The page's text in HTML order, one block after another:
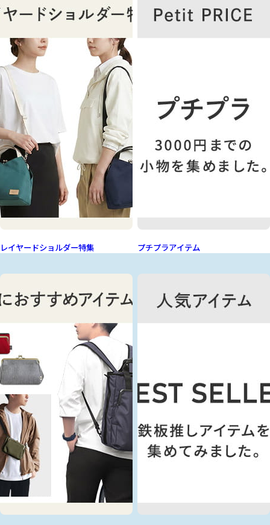
レイヤードショルダー特集 プチプラアイテム